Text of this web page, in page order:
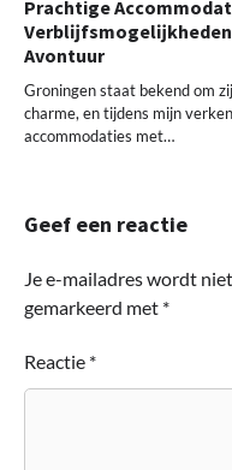
Prachtige
Avontuur
Groningen staat bekend om
charme, en tijdens mijn
accommodaties met…
Geef een reactie
Je e-mailadres wordt
gemarkeerd met *
Reactie *